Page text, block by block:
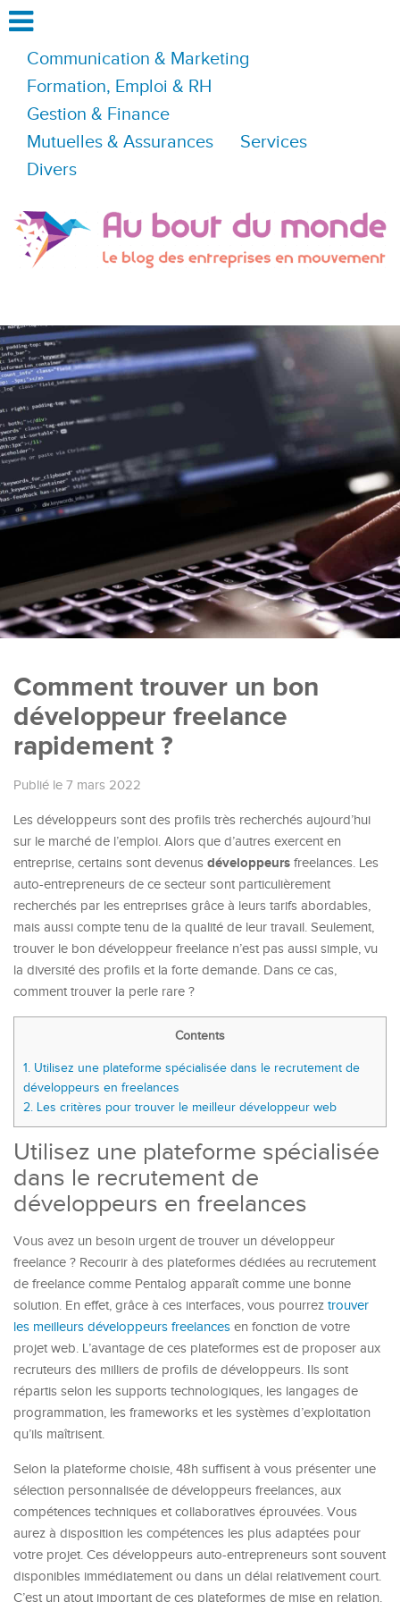
Communication & Marketing
Formation, Emploi & RH
Gestion & Finance
Mutuelles & Assurances
Services
Divers
Comment trouver un bon
développeur freelance
rapidement ?
Publié le 7 mars 2022
Les développeurs sont des profils très recherchés aujourd’hui
sur le marché de l’emploi. Alors que d’autres exercent en
entreprise, certains sont devenus développeurs freelances. Les
auto-entrepreneurs de ce secteur sont particulièrement
recherchés par les entreprises grâce à leurs tarifs abordables,
mais aussi compte tenu de la qualité de leur travail. Seulement,
trouver le bon développeur freelance n’est pas aussi simple, vu
la diversité des profils et la forte demande. Dans ce cas,
comment trouver la perle rare ?
Contents
1. Utilisez une plateforme spécialisée dans le recrutement de
développeurs en freelances
2. Les critères pour trouver le meilleur développeur web
Utilisez une plateforme spécialisée
dans le recrutement de
développeurs en freelances
Vous avez un besoin urgent de trouver un développeur
freelance ? Recourir à des plateformes dédiées au recrutement
de freelance comme Pentalog apparaît comme une bonne
solution. En effet, grâce à ces interfaces, vous pourrez trouver
les meilleurs développeurs freelances en fonction de votre
projet web. L’avantage de ces plateformes est de proposer aux
recruteurs des milliers de profils de développeurs. Ils sont
répartis selon les supports technologiques, les langages de
programmation, les frameworks et les systèmes d’exploitation
qu’ils maîtrisent.
Selon la plateforme choisie, 48h suffisent à vous présenter une
sélection personnalisée de développeurs freelances, aux
compétences techniques et collaboratives éprouvées. Vous
aurez à disposition les compétences les plus adaptées pour
votre projet. Ces développeurs auto-entrepreneurs sont souvent
disponibles immédiatement ou dans un délai relativement court.
C’est un atout important de ces plateformes de mise en relation.